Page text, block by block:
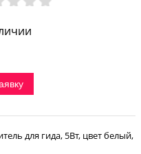
для гида, 5Вт, цвет белый,